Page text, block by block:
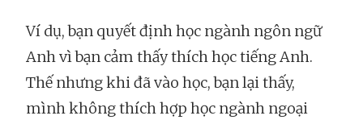
Ví dụ, bạn quyết định học ngành ngôn ngữ
Anh vì bạn cảm thấy thích học tiếng Anh.
Thế nhưng khi đã vào học, bạn lại thấy,
mình không thích hợp học ngành ngoại